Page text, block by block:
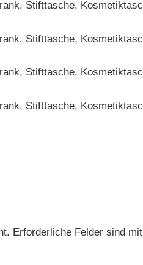
Erforderliche Felder sind mit